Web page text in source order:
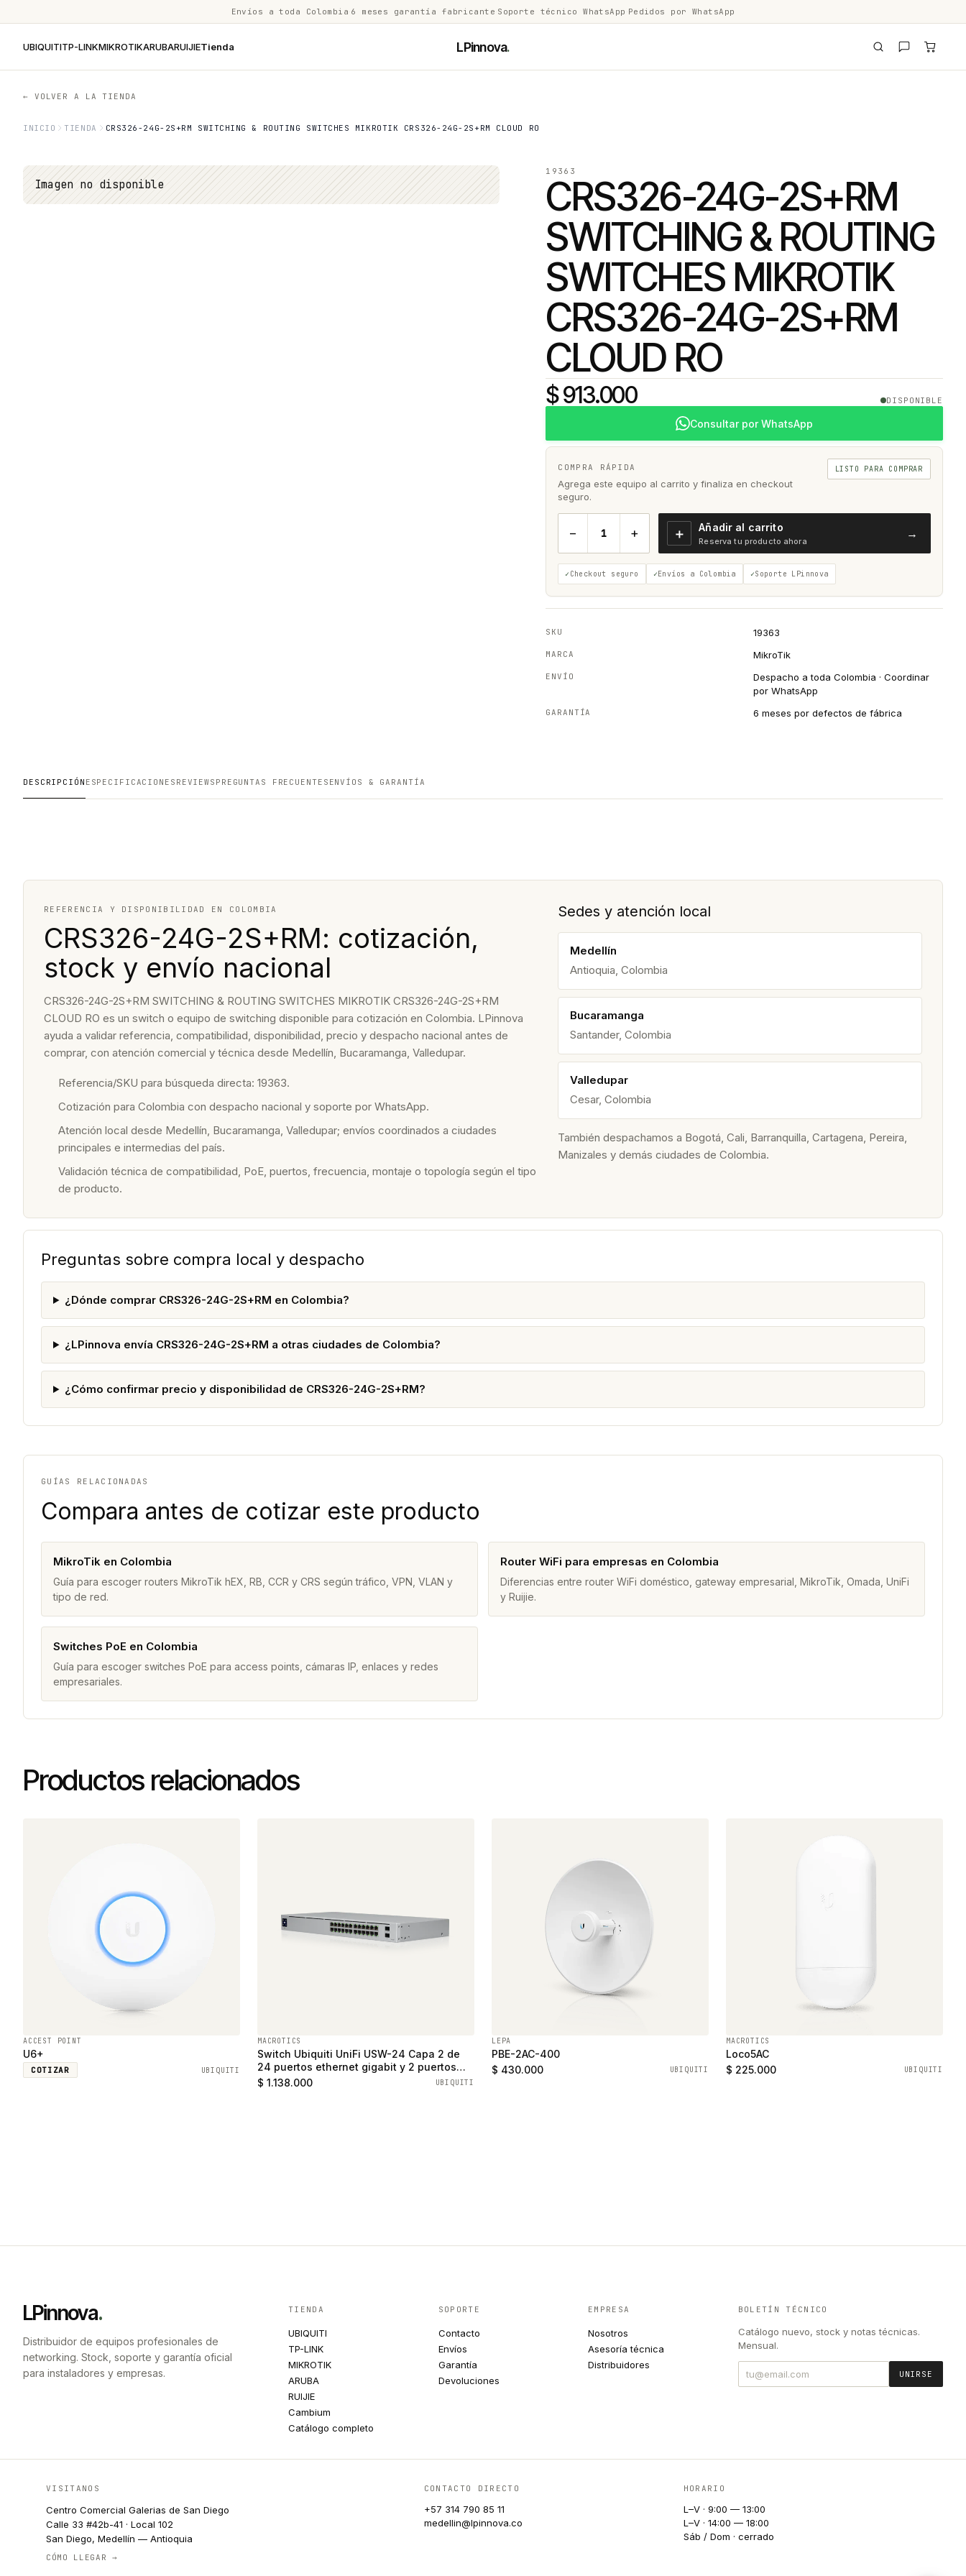
Envíos a toda Colombia 6 meses garantía fabricante Soporte técnico WhatsApp Pedidos por WhatsApp
UBIQUITITP-LINKMIKROTIKARUBARUIJIETienda LPinnova.
← VOLVER A LA TIENDA
INICIO TIENDA CRS326-24G-2S+RM SWITCHING & ROUTING SWITCHES MIKROTIK CRS326-24G-2S+RM CLOUD RO
Imagen no disponible
19363
CRS326-24G-2S+RM
SWITCHING & ROUTING
SWITCHES MIKROTIK
CRS326-24G-2S+RM
CLOUD RO
$ 913.000 DISPONIBLE
Consultar por WhatsApp
COMPRA RÁPIDA
Agrega este equipo al carrito y finaliza en checkout
seguro.
LISTO PARA COMPRAR
− + ＋ Añadir al carrito
Reserva tu producto ahora
→
Checkout seguro Envíos a Colombia Soporte LPinnova
SKU 19363
MARCA MikroTik
ENVÍO
Despacho a toda Colombia · Coordinar
por WhatsApp
GARANTÍA 6 meses por defectos de fábrica
DESCRIPCIÓN ESPECIFICACIONES REVIEWS PREGUNTAS FRECUENTES ENVÍOS & GARANTÍA
REFERENCIA Y DISPONIBILIDAD EN COLOMBIA
CRS326-24G-2S+RM: cotización,
stock y envío nacional
CRS326-24G-2S+RM SWITCHING & ROUTING SWITCHES MIKROTIK CRS326-24G-2S+RM
CLOUD RO es un switch o equipo de switching disponible para cotización en Colombia. LPinnova
ayuda a validar referencia, compatibilidad, disponibilidad, precio y despacho nacional antes de
comprar, con atención comercial y técnica desde Medellín, Bucaramanga, Valledupar.
Referencia/SKU para búsqueda directa: 19363.
Cotización para Colombia con despacho nacional y soporte por WhatsApp.
Atención local desde Medellín, Bucaramanga, Valledupar; envíos coordinados a ciudades
principales e intermedias del país.
Validación técnica de compatibilidad, PoE, puertos, frecuencia, montaje o topología según el tipo
de producto.
Sedes y atención local
Medellín
Antioquia, Colombia
Bucaramanga
Santander, Colombia
Valledupar
Cesar, Colombia
También despachamos a Bogotá, Cali, Barranquilla, Cartagena, Pereira,
Manizales y demás ciudades de Colombia.
Preguntas sobre compra local y despacho
¿Dónde comprar CRS326-24G-2S+RM en Colombia?
¿LPinnova envía CRS326-24G-2S+RM a otras ciudades de Colombia?
¿Cómo confirmar precio y disponibilidad de CRS326-24G-2S+RM?
GUÍAS RELACIONADAS
Compara antes de cotizar este producto
MikroTik en Colombia
Guía para escoger routers MikroTik hEX, RB, CCR y CRS según tráfico, VPN, VLAN y
tipo de red.
Router WiFi para empresas en Colombia
Diferencias entre router WiFi doméstico, gateway empresarial, MikroTik, Omada, UniFi
y Ruijie.
Switches PoE en Colombia
Guía para escoger switches PoE para access points, cámaras IP, enlaces y redes
empresariales.
Productos relacionados
ACCEST POINT
U6+
COTIZAR UBIQUITI
MACROTICS
Switch Ubiquiti UniFi USW-24 Capa 2 de
24 puertos ethernet gigabit y 2 puertos
SFP
$ 1.138.000 UBIQUITI
LEPA
PBE-2AC-400
$ 430.000
UBIQUITI
MACROTICS
Loco5AC
$ 225.000
UBIQUITI
LPinnova.
Distribuidor de equipos profesionales de
networking. Stock, soporte y garantía oficial
para instaladores y empresas.
TIENDA
UBIQUITI
TP-LINK
MIKROTIK
ARUBA
RUIJIE
Cambium
Catálogo completo
SOPORTE
Contacto
Envíos
Garantía
Devoluciones
EMPRESA
Nosotros
Asesoría técnica
Distribuidores
BOLETÍN TÉCNICO
Catálogo nuevo, stock y notas técnicas.
Mensual.
UNIRSE
VISITANOS
Centro Comercial Galerias de San Diego
Calle 33 #42b-41 · Local 102
San Diego, Medellín — Antioquia
CÓMO LLEGAR →
CONTACTO DIRECTO
+57 314 790 85 11
medellin@lpinnova.co
HORARIO
L–V · 9:00 — 13:00
L–V · 14:00 — 18:00
Sáb / Dom · cerrado